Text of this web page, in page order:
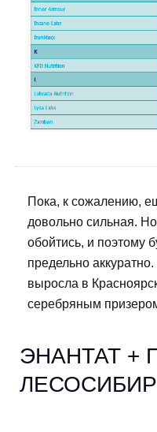
Пока, к сожалению,
довольно сильная.
обойтись, и поэтому
предельно
выросла в
серебряным
ЭНАНТАТ +